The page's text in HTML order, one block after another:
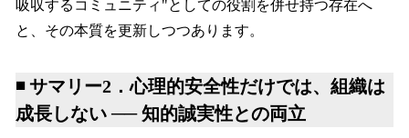
吸収するコミュニティ"としての役割を併せ持つ存在へ
と、その本質を更新しつつあります。
◾️ サマリー2．心理的安全性だけでは、組織は
成長しない ── 知的誠実性との両立